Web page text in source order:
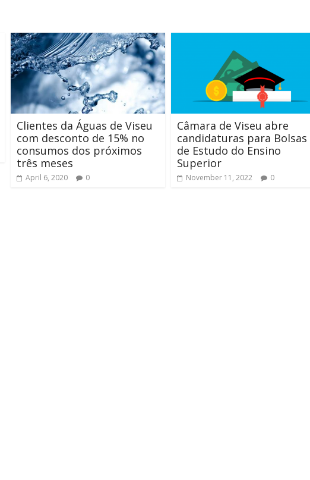
Clientes da Águas de Viseu
com desconto de 15% no
consumos dos próximos
três meses
April 6, 2020 0
Câmara de Viseu abre
candidaturas para Bolsas
de Estudo do Ensino
Superior
November 11, 2022 0